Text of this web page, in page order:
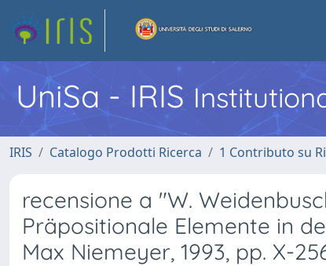
UniSa - IRIS
IRIS Catalogo Prodotti Ricerca 1 Contributo su
recensione a "W.
Präpositionale Elemente in
Max Niemeyer, 1993, pp. X-